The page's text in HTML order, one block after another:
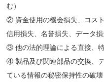
む）
② 資金使用の機会損失、コス
信用損失、名誉損失、データ
③ 他の法的理論による直接、
④ 製品及び関連部品の交換、
ている情報の秘密保持性の破壊